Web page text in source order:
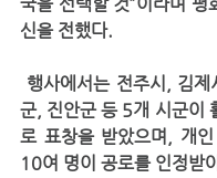
신을 전했다.
군, 진안군 등 5개 시군이
로 표창을 받았으며, 개
10여 명이 공로를 인정받